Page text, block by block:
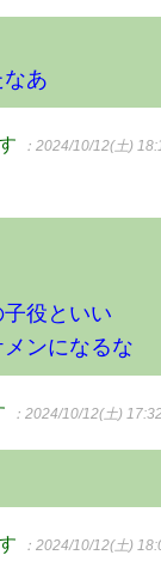
あ
：2024/10/12(土)
役といい
ンになるな
：2024/10/12(土)
：2024/10/12(土)